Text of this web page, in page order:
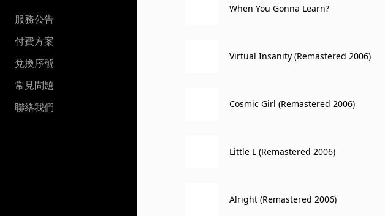
服務公告
付費方案
兌換序號
常見問題
聯絡我們
When You Gonna Learn?
Virtual Insanity (Remastered 2006)
Cosmic Girl (Remastered 2006)
Little L (Remastered 2006)
Alright (Remastered 2006)